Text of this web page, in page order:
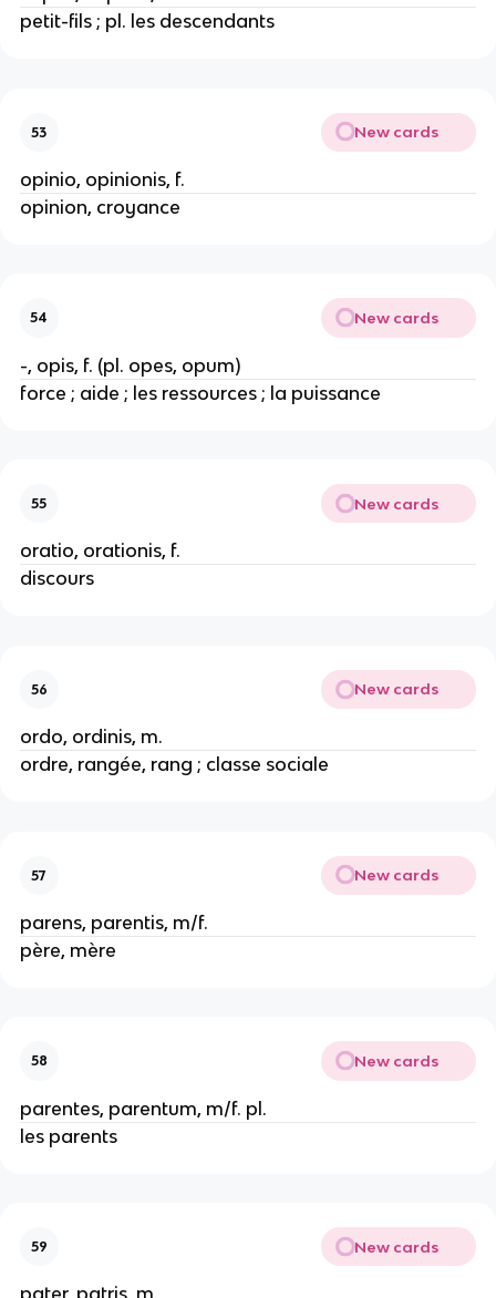
petit-fils ; pl. les descendants
53 New cards
opinio, opinionis, f.
opinion, croyance
54 New cards
-, opis, f. (pl. opes, opum)
force ; aide ; les ressources ; la puissance
55 New cards
oratio, orationis, f.
discours
56 New cards
ordo, ordinis, m.
ordre, rangée, rang ; classe sociale
57 New cards
parens, parentis, m/f.
père, mère
58 New cards
parentes, parentum, m/f. pl.
les parents
59 New cards